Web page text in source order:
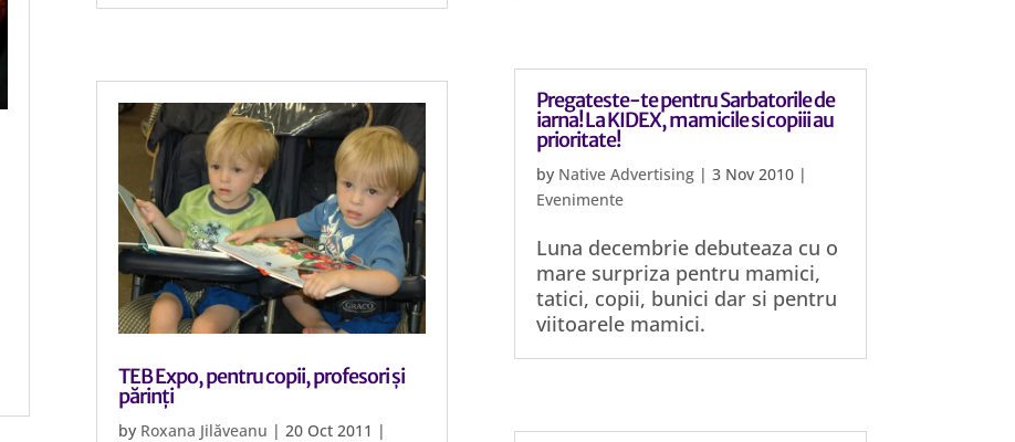
TEB Expo, pentru copii, profesori și
părinți
by Roxana Jilăveanu | 20 Oct 2011 |
Pregateste-te pentru Sarbatorile de
iarna! La KIDEX, mamicile si copiii au
prioritate!
by Native Advertising |3 Nov 2010 |
Evenimente
Luna decembrie debuteaza cu o
mare surpriza pentru mamici,
tatici, copii, bunici dar si pentru
viitoarele mamici.